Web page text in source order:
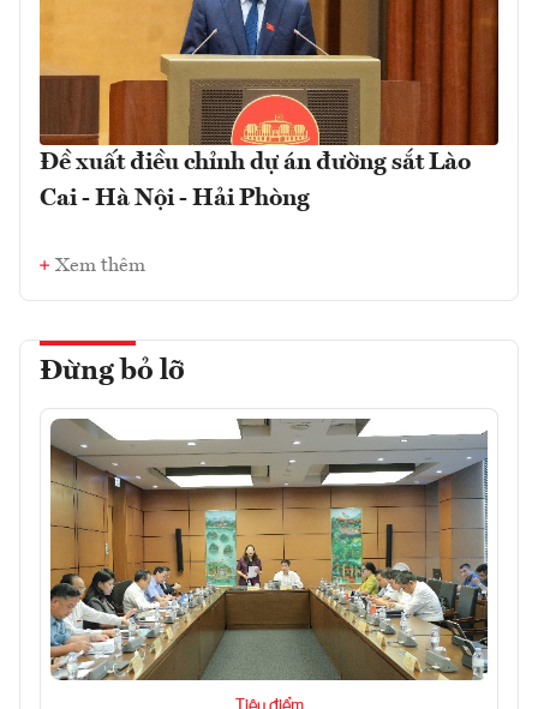
Đề xuất điều chỉnh dự án đường sắt Lào
Cai - Hà Nội - Hải Phòng
Xem thêm
Đừng bỏ lỡ